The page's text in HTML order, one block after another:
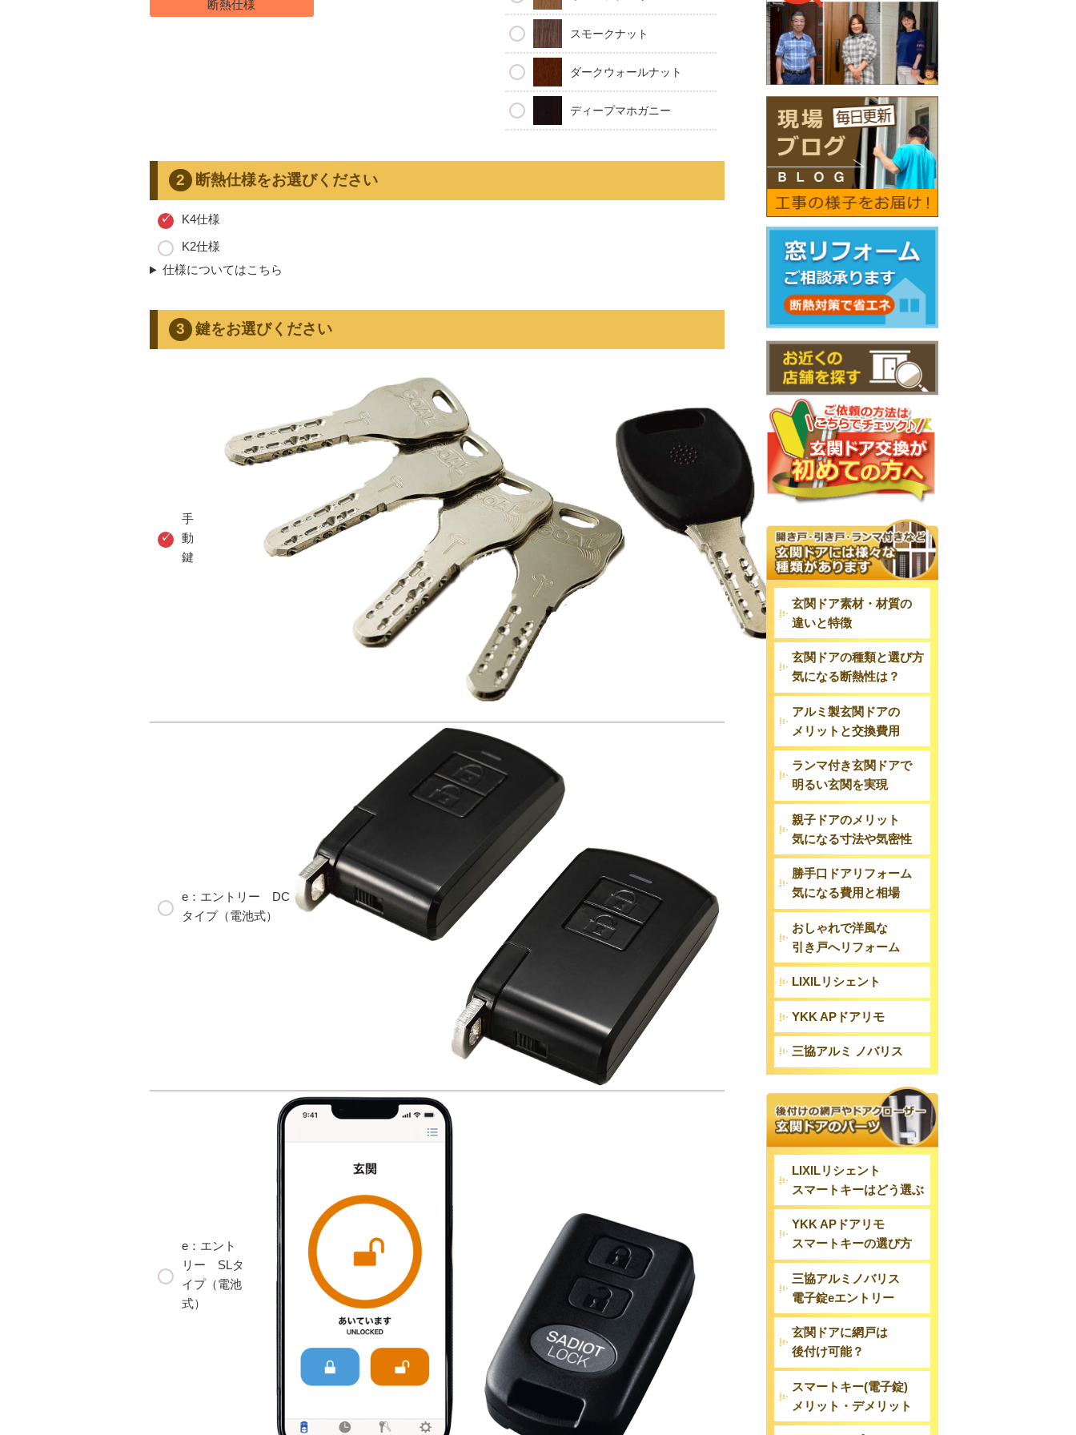
断熱仕様
スモークナット
ダークウォールナット
ディープマホガニー
断熱仕様をお選びください
K4仕様
K2仕様
仕様についてはこちら
鍵をお選びください
手
動
鍵
e：エントリー DC
タイプ（電池式）
e：エント
リー SLタ
イプ（電池
式）
玄関ドア素材・材質の
違いと特徴
玄関ドアの種類と選び方
気になる断熱性は？
アルミ製玄関ドアの
メリットと交換費用
ランマ付き玄関ドアで
明るい玄関を実現
親子ドアのメリット
気になる寸法や気密性
勝手口ドアリフォーム
気になる費用と相場
おしゃれで洋風な
引き戸へリフォーム
LIXILリシェント
YKK APドアリモ
三協アルミ ノバリス
LIXILリシェント
スマートキーはどう選ぶ
YKK APドアリモ
スマートキーの選び方
三協アルミノバリス
電子錠eエントリー
玄関ドアに網戸は
後付け可能？
スマートキー(電子錠)
メリット・デメリット